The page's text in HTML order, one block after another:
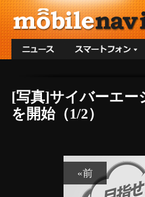
[写真]サイバーエー
を開始（1/2）
«前